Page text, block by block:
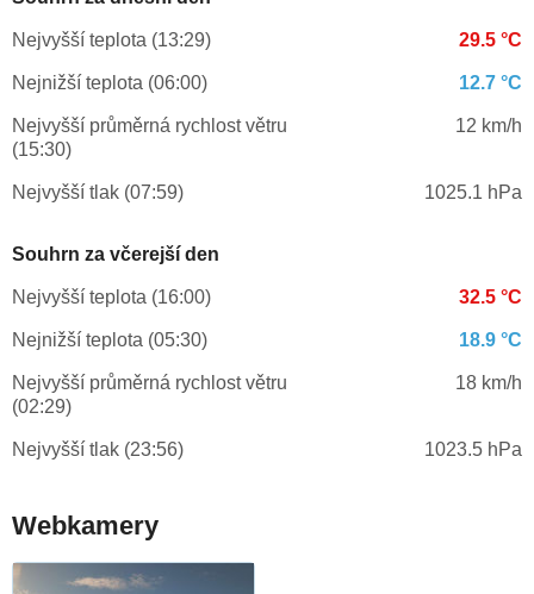
Nejvyšší teplota (13:29) 29.5 °C
Nejnižší teplota (06:00) 12.7 °C
Nejvyšší průměrná rychlost větru
(15:30)
12 km/h
Nejvyšší tlak (07:59) 1025.1 hPa
Souhrn za včerejší den
Nejvyšší teplota (16:00) 32.5 °C
Nejnižší teplota (05:30) 18.9 °C
Nejvyšší průměrná rychlost větru
(02:29)
18 km/h
Nejvyšší tlak (23:56) 1023.5 hPa
Webkamery